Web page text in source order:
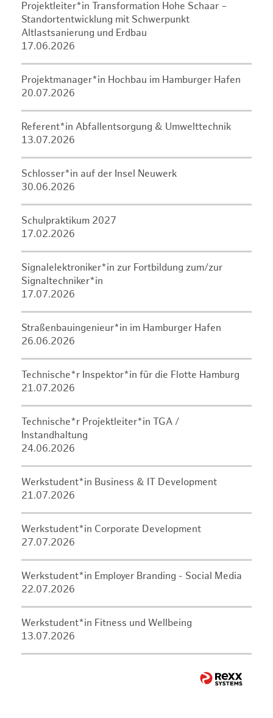
Projektleiter*in Transformation Hohe Schaar –
Standortentwicklung mit Schwerpunkt
Altlastsanierung und Erdbau
17.06.2026
Projektmanager*in Hochbau im Hamburger Hafen
20.07.2026
Referent*in Abfallentsorgung & Umwelttechnik
13.07.2026
Schlosser*in auf der Insel Neuwerk
30.06.2026
Schulpraktikum 2027
17.02.2026
Signalelektroniker*in zur Fortbildung zum/zur
Signaltechniker*in
17.07.2026
Straßenbauingenieur*in im Hamburger Hafen
26.06.2026
Technische*r Inspektor*in für die Flotte Hamburg
21.07.2026
Technische*r Projektleiter*in TGA /
Instandhaltung
24.06.2026
Werkstudent*in Business & IT Development
21.07.2026
Werkstudent*in Corporate Development
27.07.2026
Werkstudent*in Employer Branding - Social Media
22.07.2026
Werkstudent*in Fitness und Wellbeing
13.07.2026